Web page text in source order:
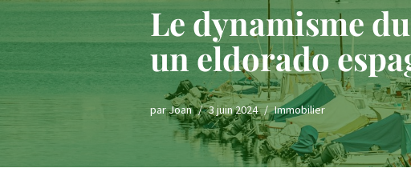
Le dynamisme
un eldorado
parJoan 3 juin 2024 Immobilier